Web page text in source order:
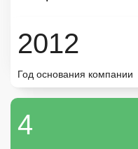
Большой объём
2012
Год основания компании
4